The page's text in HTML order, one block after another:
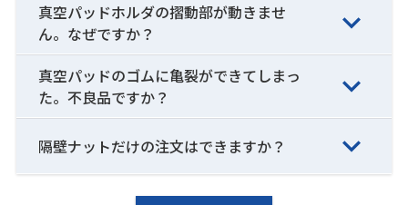
真空パッドホルダの摺動部が動きませ
ん。なぜですか？
真空パッドのゴムに亀裂ができてしまっ
た。不良品ですか？
隔壁ナットだけの注文はできますか？